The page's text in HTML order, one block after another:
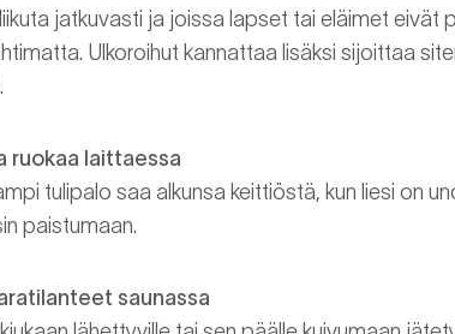
jatkuvasti ja joissa lapset tai eläimet eivät
Ulkoroihut kannattaa lisäksi sijoittaa
ruokaa laittaessa
tulipalo saa alkunsa keittiöstä, kun liesi on
paistumaan.
saunassa